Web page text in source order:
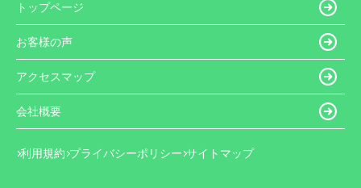
トップページ
お客様の声
アクセスマップ
会社概要
利用規約 プライバシーポリシー サイトマップ